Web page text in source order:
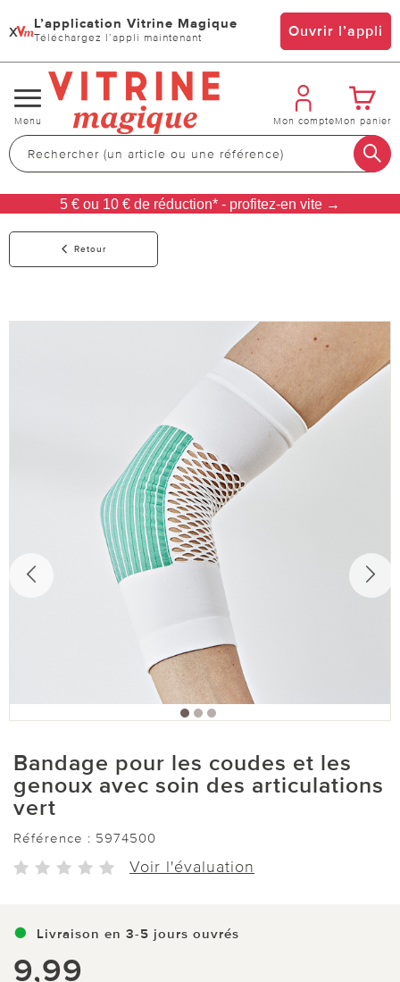
x L’application Vitrine Magique
Téléchargez l’appli maintenant Ouvrir l’appli
Changer
de
navigation
Menu Mon compteMon panier
5 € ou 10 € de réduction* - profitez-en vite →
Retour
Bandage pour les coudes et les
genoux avec soin des articulations
vert
Référence : 5974500
Voir l'évaluation
Livraison en 3-5 jours ouvrés
9,99